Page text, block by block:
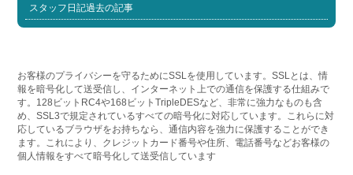
スタッフ日記過去の記事
お客様のプライバシーを守るためにSSLを使用しています。SSLとは、情
報を暗号化して送受信し、インターネット上での通信を保護する仕組みで
す。128ビットRC4や168ビットTripleDESなど、非常に強力なものも含
め、SSL3で規定されているすべての暗号化に対応しています。これらに対
応しているブラウザをお持ちなら、通信内容を強力に保護することができ
ます。これにより、クレジットカード番号や住所、電話番号などお客様の
個人情報をすべて暗号化して送受信しています